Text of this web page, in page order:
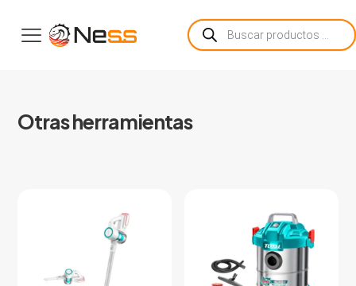
Búsqueda
de
productos
Otras herramientas